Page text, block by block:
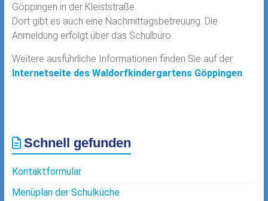
Göppingen in der Kleiststraße.
Dort gibt es auch eine Nachmittagsbetreuung. Die
Anmeldung erfolgt über das Schulbüro.
Weitere ausführliche Informationen finden Sie auf der
Internetseite des Waldorfkindergartens Göppingen.
Schnell gefunden
Kontaktformular
Menüplan der Schulküche